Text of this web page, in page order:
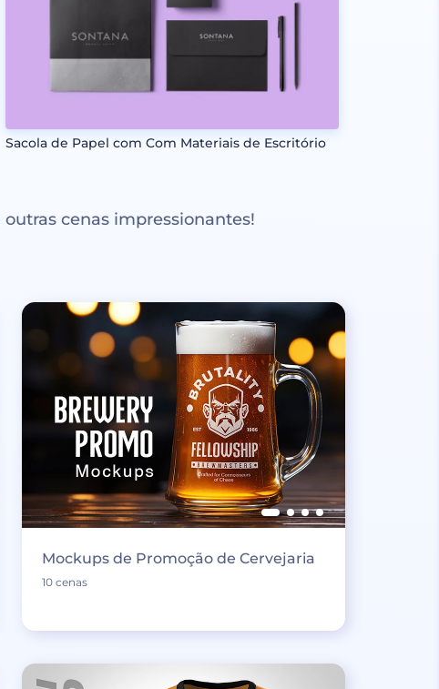
Sacola de Papel com Com Materiais de Escritório
cenas impressionantes!
Mockups de Promoção de Cervejaria
10 cenas